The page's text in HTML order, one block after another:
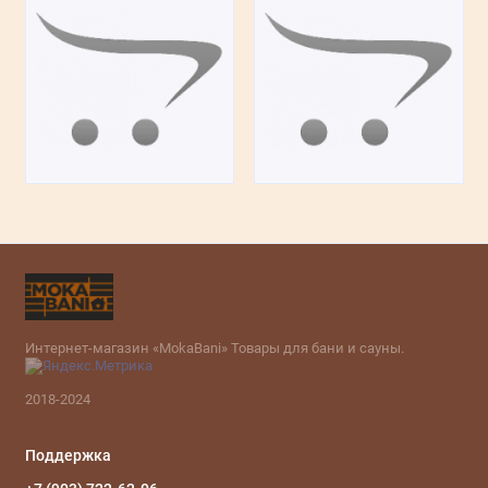
Интернет-магазин «MokaBani» Товары для бани и сауны.
2018-2024
Поддержка